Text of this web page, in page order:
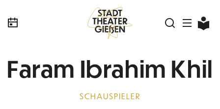
Faram Ibrahim Khil
SCHAUSPIELER